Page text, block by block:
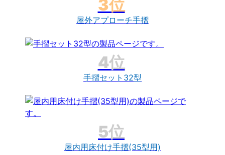
屋外アプローチ手摺
手摺セット32型
屋内用床付け手摺(35型用)